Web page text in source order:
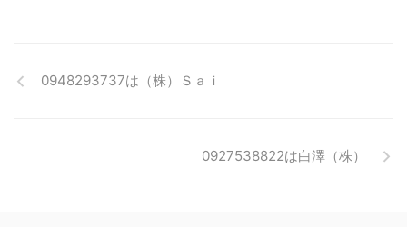
0948293737は（株）Ｓａｉ
0927538822は白澤（株）